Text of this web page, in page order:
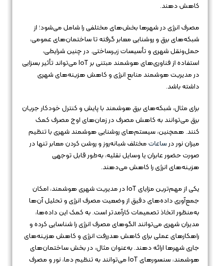
کاهش دهند.
مصرف انرژی در شهرها بخش‌های مختلفی را شامل می‌شود؛ از
شبکه‌های برق و روشنایی معابر گرفته تا ساختمان‌های عمومی،
حمل‌ونقل شهری و تأسیسات زیرساختی. در چنین شرایطی،
استفاده از فناوری‌های هوشمند مبتنی بر IoT می‌تواند تأثیر بسزایی
در مدیریت هوشمند منابع انرژی و کاهش هزینه‌های شهری
داشته باشد.
برای مثال، شبکه‌های برق هوشمند با پایش و کنترل خودکار جریان
برق می‌توانند به کاهش مصرف در زمان‌های اوج مصرف کمک
کنند. همچنین، سیستم‌های روشنایی هوشمند شهری با تنظیم
میزان نور درساعاتمختلف شبانه‌روز و روشن کردن معابر تنها در
صورت حضور عابران یا وسایل نقلیه، به‌طور قابل توجهی
هزینه‌های انرژی را کاهش می‌دهند.
یکی از مهم‌ترین مزایای IoT در مدیریت شهری هوشمند، امکان
جمع‌آوری داده‌های دقیق از وضعیت مصرف انرژی و تحلیل آن‌ها
به‌منظور اتخاذ تصمیمات کارآمدتر است. به کمک این داده‌ها،
مدیران شهری می‌توانند الگوهای مصرف انرژی را شناسایی کرده و
راهکارهای عملی برای کاهش هدررفت انرژی و کاهش هزینه‌های
جاری شهرها ارائه دهند. به‌عنوان مثال، در بخش ساختمان‌های
هوشمند، سنسورهای IoT می‌توانند به تنظیم دما، نور و مصرف